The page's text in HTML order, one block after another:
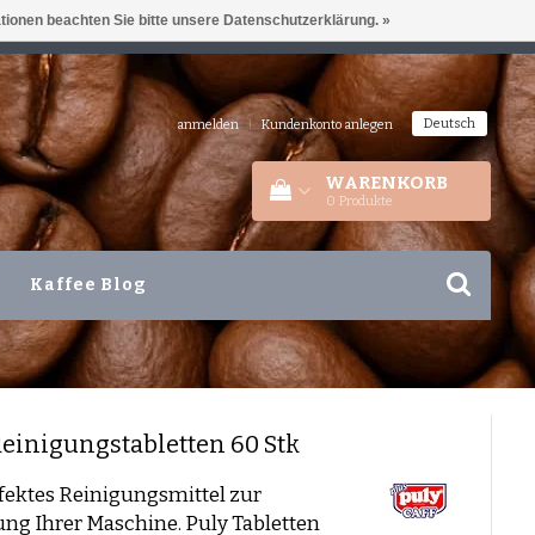
+31 180 44 8008
anmelden | Kundenkonto anlegen Deutsch
WARENKORB
0 Produkte
Kaffee Blog
60 Stk
Reinigungsmittel zur
Ihrer Maschine. Puly Tabletten
beachten Sie bitte unsere Datenschutzerklärung. »